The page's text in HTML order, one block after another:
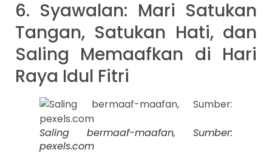
6. Syawalan: Mari Satukan
Tangan, Satukan Hati, dan
Saling Memaafkan di Hari
Raya Idul Fitri
Saling bermaaf-maafan, Sumber:
pexels.com